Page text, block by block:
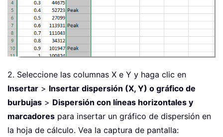
2. Seleccione las columnas X e Y y haga clic en
Insertar > Insertar dispersión (X, Y) o gráfico de
burbujas > Dispersión con líneas horizontales y
marcadores para insertar un gráfico de dispersión en
la hoja de cálculo. Vea la captura de pantalla: